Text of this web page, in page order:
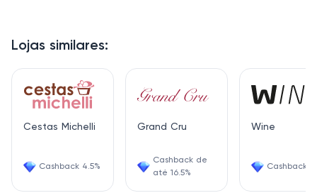
Lojas similares:
Cestas Michelli
Cashback 4.5%
Grand Cru
Cashback de
até 16.5%
Wine
Cashback